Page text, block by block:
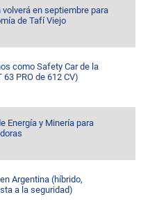
en septiembre para
de Tafí Viejo
como Safety Car de la
PRO de 612 CV)
Energía y Minería para
Argentina (híbrido,
a la seguridad)